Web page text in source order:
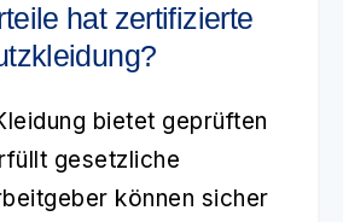
hat zertifizierte
bietet geprüften
gesetzliche
können sicher